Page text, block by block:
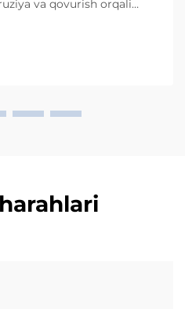
va qovurish orqali
sanoat tizimidir.
farqli o'laroq, bu